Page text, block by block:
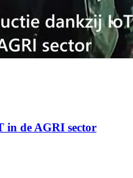
in de AGRI sector